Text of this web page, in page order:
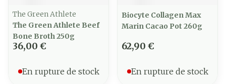
The Green Athlete
The Green Athlete Beef
Bone Broth 250g
36,00 €
En rupture de stock
Biocyte Collagen Max
Marin Cacao Pot 260g
62,90 €
En rupture de stock